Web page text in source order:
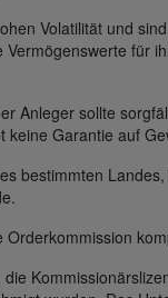
Volatilität und
für
Anleger sollte
keine Garantie auf
bestimmten